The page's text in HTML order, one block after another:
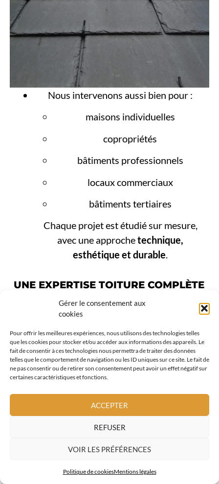
Gérer le consentement aux
cookies
Pour offrir les meilleures expériences, nous utilisons des technologies telles
que les cookies pour stocker et/ou accéder aux informations des appareils. Le
fait de consentir à ces technologies nous permettra de traiter des données
telles que le comportement de navigation ou les ID uniques sur ce site. Le fait de
ne pas consentir ou de retirer son consentement peut avoir un effet négatif sur
certaines caractéristiques et fonctions.
ACCEPTER
REFUSER
VOIR LES PRÉFÉRENCES
Politique de cookiesMentions légales
Nous intervenons aussi bien pour :
maisons individuelles
copropriétés
bâtiments professionnels
locaux commerciaux
bâtiments tertiaires
Chaque projet est étudié sur mesure,
avec une approchetechnique,
esthétique et durable.
UNE EXPERTISE TOITURE COMPLÈTE
TOURRETTE LEVENS
En complément de lacouverture de toit
en ardoise, AL Toiture propose une prise
en charge globale des travaux de toiture à
Tourrette Levens :
zinguerie et évacuation des eaux
pluviales
étanchéité toiture
fenêtres de toit
couverture métallique